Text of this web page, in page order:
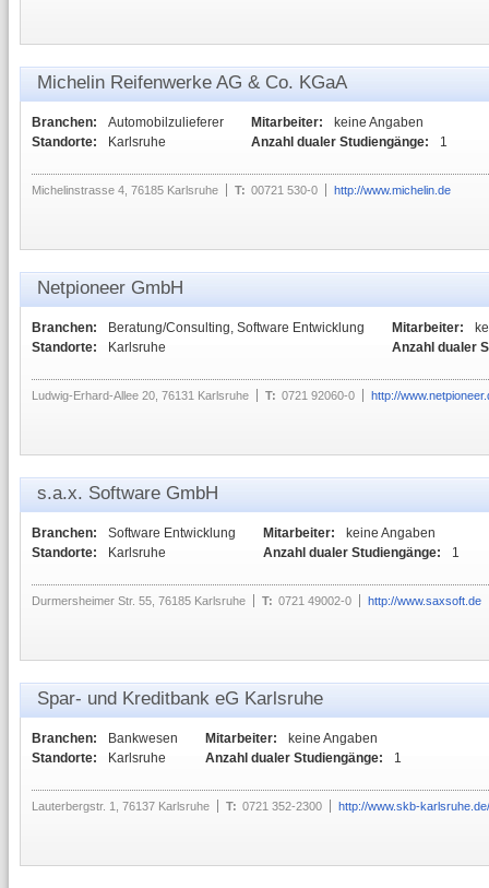
Michelin Reifenwerke AG & Co. KGaA
Branchen:
Automobilzulieferer
Standorte:
Karlsruhe
Mitarbeiter:
keine Angaben
Anzahl dualer Studiengänge:
1
Michelinstrasse 4, 76185 Karlsruhe T: 00721 530-0 http://www.michelin.de
Netpioneer GmbH
Branchen:
Beratung/Consulting, Software Entwicklung
Standorte:
Karlsruhe
Mitarbeiter:
Anzahl dualer
Ludwig-Erhard-Allee 20, 76131 Karlsruhe T: 0721 92060-0 http://
s.a.x. Software GmbH
Branchen:
Software Entwicklung
Standorte:
Karlsruhe
Mitarbeiter:
keine Angaben
Anzahl dualer Studiengänge:
1
Durmersheimer Str. 55, 76185 Karlsruhe T: 0721 49002-0 http://www.saxsoft.de
Spar- und Kreditbank eG Karlsruhe
Branchen:
Bankwesen
Standorte:
Karlsruhe
Mitarbeiter:
keine Angaben
Anzahl dualer Studiengänge:
1
Lauterbergstr. 1, 76137 Karlsruhe T: 0721 352-2300 http://www.skb-